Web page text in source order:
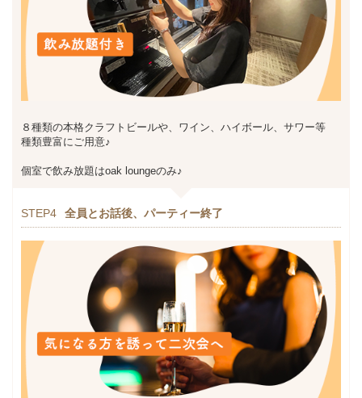
８種類の本格クラフトビールや、ワイン、ハイボール、サワー等
種類豊富にご用意♪
個室で飲み放題はoak loungeのみ♪
STEP4 全員とお話後、パーティー終了